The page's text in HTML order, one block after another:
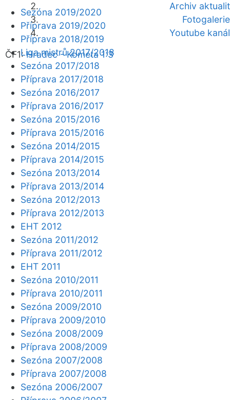
Archiv aktualit
Fotogalerie
Youtube kanál
ČF1:Hradec - Kometa 1:3
Sezóna 2019/2020
Příprava 2019/2020
Příprava 2018/2019
Liga mistrů 2017/2018
Sezóna 2017/2018
Příprava 2017/2018
Sezóna 2016/2017
Příprava 2016/2017
Sezóna 2015/2016
Příprava 2015/2016
Sezóna 2014/2015
Příprava 2014/2015
Sezóna 2013/2014
Příprava 2013/2014
Sezóna 2012/2013
Příprava 2012/2013
EHT 2012
Sezóna 2011/2012
Příprava 2011/2012
EHT 2011
Sezóna 2010/2011
Příprava 2010/2011
Sezóna 2009/2010
Příprava 2009/2010
Sezóna 2008/2009
Příprava 2008/2009
Sezóna 2007/2008
Příprava 2007/2008
Sezóna 2006/2007